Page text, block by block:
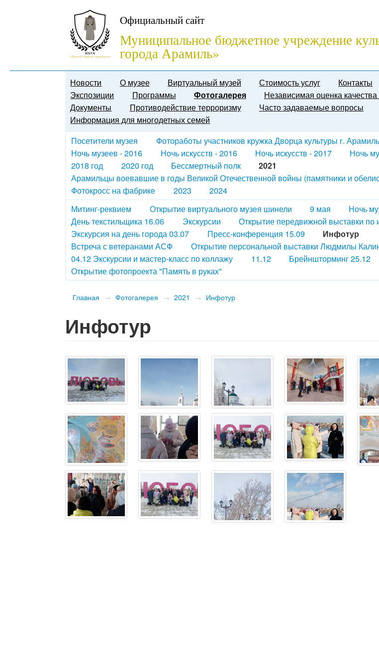
Официальный сайт
Муниципальное бюджетное учреждение
города Арамиль»
Новости О музее Виртуальный музей Стоимость услуг Контакты
Экспозиции
Программы Фотогалерея
Независимая оценка
Документы
Противодействие терроризму
Часто задаваемые вопросы
Информация для многодетных семей
Посетители музея
Фотоработы участников кружка Дворца культуры г.
Ночь музеев - 2016
Ночь искусств - 2016 Ночь искусств - 2017 Ночь
2018 год
2020 год Бессмертный полк
2021
Арамильцы воевавшие в годы Великой Отечественной войны (памятники и
Фотокросс на фабрике
2023
2024
Митинг-реквием
Открытие виртуального музея шинели 9 мая
Ночь
День текстильщика 16.06
Экскурсии
Открытие передвижной выставки по
Экскурсия на день города 03.07
Пресс-конференция 15.09
Инфотур
Встреча с ветеранами АСФ
Открытие персональной выставки Людмилы
04.12 Экскурсии и мастер-класс по коллажу
11.12
Брейншторминг 25.12
Открытие фотопроекта "Память в руках"
Главная → Фотогалерея → 2021 → Инфотур
Инфотур